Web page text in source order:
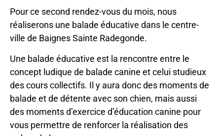
Pour ce second rendez-vous du mois, nous
réaliserons une balade éducative dans le centre-
ville de Baignes Sainte Radegonde.
Une balade éducative est la rencontre entre le
concept ludique de balade canine et celui studieux
des cours collectifs. Il y aura donc des moments de
balade et de détente avec son chien, mais aussi
des moments d’exercice d’éducation canine pour
vous permettre de renforcer la réalisation des